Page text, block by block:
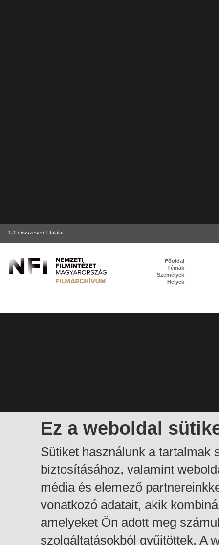
1-1 / összesen 1 találat
Ez a weboldal
Sütiket használunk a tartalmak
biztosításához, valamint
média és elemező
vonatkozó adatait, akik
amelyeket Ön adott meg
szolgáltatásokból gyűjtöttek. A
Főoldal
Témák
Személyek
Helyek